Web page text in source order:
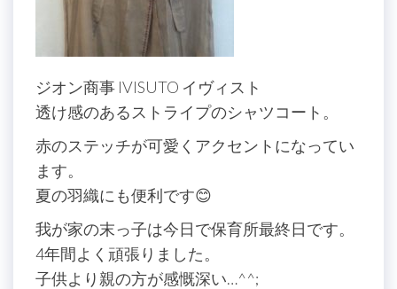
ジオン商事 IVISUTO イヴィスト
透け感のあるストライプのシャツコート。
赤のステッチが可愛くアクセントになってい
ます。
夏の羽織にも便利です😊
我が家の末っ子は今日で保育所最終日です。
4年間よく頑張りました。
子供より親の方が感慨深い…^^;